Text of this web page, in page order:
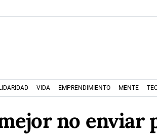
VIDA EMPRENDIMIENTO MENTE
no enviar